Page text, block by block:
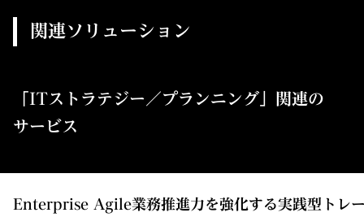
関連ソリューション
「ITストラテジー／プランニング」関連の
サービス
Enterprise Agile業務推進力を強化する実践型トレ